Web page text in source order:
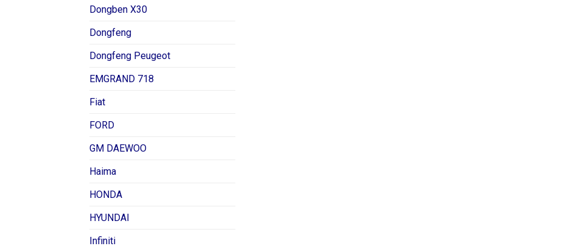
Dongben X30
Dongfeng
Dongfeng Peugeot
EMGRAND 718
Fiat
FORD
GM DAEWOO
Haima
HONDA
HYUNDAI
Infiniti